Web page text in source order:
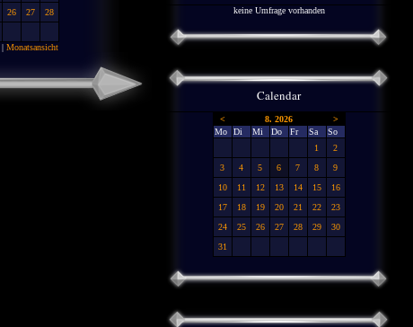
26 27
28
| Monatsansicht
keine Umfrage vorhanden
Calendar
< 8. 2026
>
Mo
Di Mi Do Fr Sa
So
1
2
3
4 5 6 7 8
9
10
11 12 13 14 15
16
17
18 19 20 21 22
23
24
25 26 27 28 29
30
31